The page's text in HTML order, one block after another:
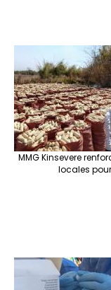
MMG Kinsevere
locales